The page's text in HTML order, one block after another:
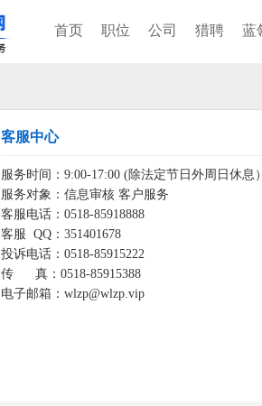
首页 职位 公司 猎聘 蓝
客服中心
服务时间：9:00-17:00 (除法定节日外周日休息）
服务对象：信息审核 客户服务
客服电话：0518-85918888
客服 QQ：351401678
投诉电话：0518-85915222
传 真：0518-85915388
电子邮箱： wlzp@wlzp.vip